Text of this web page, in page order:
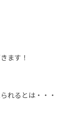
ます！
れるとは・・・